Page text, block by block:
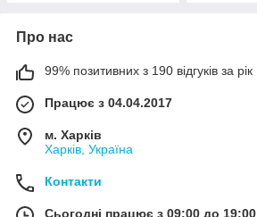
Про нас
99% позитивних з 190 відгуків за рік
Працює з 04.04.2017
м. Харків
Харків, Україна
Контакти
Сьогодні працює з 09:00 до 19:00